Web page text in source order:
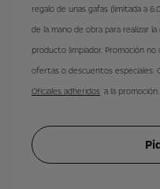
regalo de unas gafas (limitada a
de la mano de obra para realizar
producto limpiador. Promoción
ofertas o descuentos especiales.
Oficiales adheridos a la promoción.